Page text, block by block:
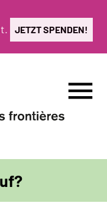
JETZT SPENDEN!
menu